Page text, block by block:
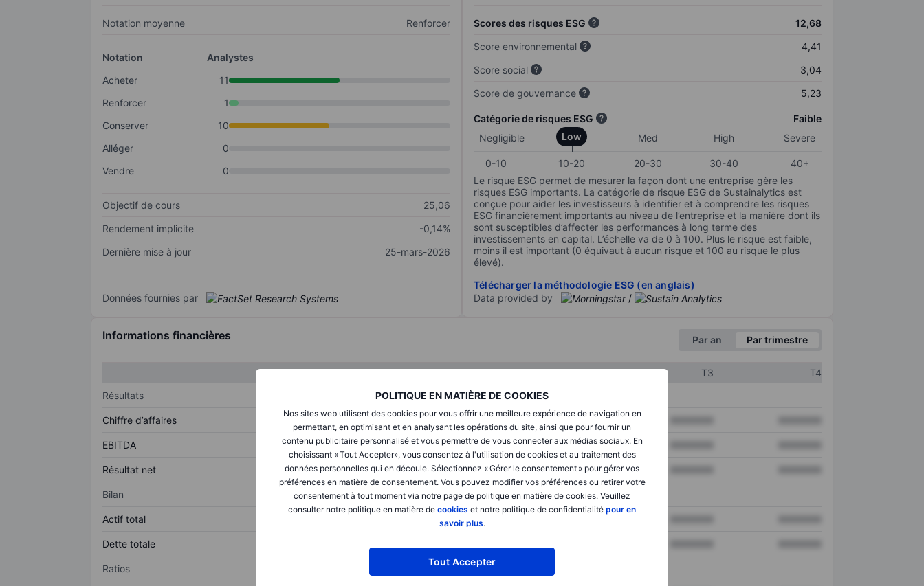
POLITIQUE EN MATIÈRE DE COOKIES
Nos sites web utilisent des cookies pour vous offrir une meilleure expérience de navigation en
permettant, en optimisant et en analysant les opérations du site, ainsi que pour fournir un
contenu publicitaire personnalisé et vous permettre de vous connecter aux médias sociaux. En
choisissant « Tout Accepter», vous consentez à l'utilisation de cookies et au traitement des
données personnelles qui en découle. Sélectionnez « Gérer le consentement » pour gérer vos
préférences en matière de consentement. Vous pouvez modifier vos préférences ou retirer votre
consentement à tout moment via notre page de politique en matière de cookies. Veuillez
consulter notre politique en matière de cookies et notre politique de confidentialité pour en
savoir plus.
Tout Accepter
Notation moyenne Renforcer
Notation
Analystes
Acheter
11
Renforcer
1
Conserver
10
Alléger
0
Vendre
0
Objectif de cours
25,06
Rendement implicite
-0,14%
Dernière mise à jour
25-mars-2026
Données fournies par
Scores des risques ESG
12,68
Score environnemental
4,41
Score social
3,04
Score de gouvernance
5,23
Catégorie de risques ESG
Faible
Negligible
Low Med High Severe
0-10 10-20 20-30 30-40
40+
Le risque ESG permet de mesurer la façon dont une entreprise gère les
risques ESG importants. La catégorie de risque ESG de Sustainalytics est
conçue pour aider les investisseurs à identifier et à comprendre les risques
ESG financièrement importants au niveau de l’entreprise et la manière dont ils
sont susceptibles d’affecter les performances à long terme des
investissements en capital. L’échelle va de 0 à 100. Plus le risque est faible,
moins il est important (0 équivaut à aucun risque et 100 au risque le plus
élevé).
Télécharger la méthodologie ESG (en anglais)
Data provided by
/
Informations financières Par an Par trimestre
T1 T2 T3
T4
Résultats
Chiffre d’affaires XXXXXXX XXXXXXX
EBITDA XXXXXXX XXXXXXX
Résultat net XXXXXXX XXXXXXX
Bilan
Actif total XXXXXXX
Dette totale
Ratios